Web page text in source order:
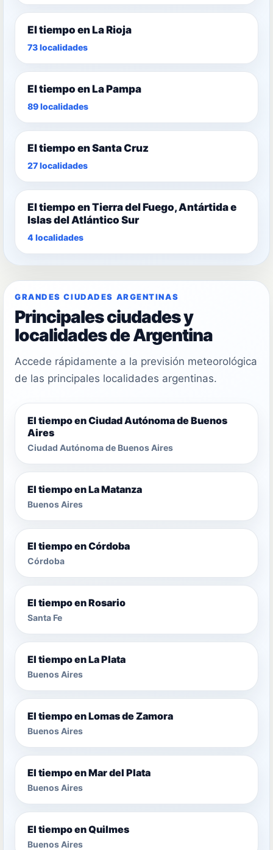
El tiempo en La Rioja
73 localidades
El tiempo en La Pampa
89 localidades
El tiempo en Santa Cruz
27 localidades
El tiempo en Tierra del Fuego, Antártida e
Islas del Atlántico Sur
4 localidades
GRANDES CIUDADES ARGENTINAS
Principales ciudades y
localidades de Argentina
Accede rápidamente a la previsión meteorológica
de las principales localidades argentinas.
El tiempo en Ciudad Autónoma de Buenos
Aires
Ciudad Autónoma de Buenos Aires
El tiempo en La Matanza
Buenos Aires
El tiempo en Córdoba
Córdoba
El tiempo en Rosario
Santa Fe
El tiempo en La Plata
Buenos Aires
El tiempo en Lomas de Zamora
Buenos Aires
El tiempo en Mar del Plata
Buenos Aires
El tiempo en Quilmes
Buenos Aires